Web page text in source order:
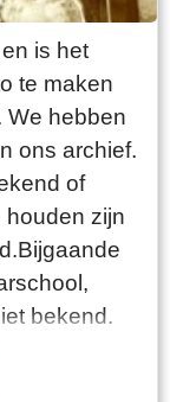
is het
te maken
We hebben
ons archief.
of
houden zijn
bekend.